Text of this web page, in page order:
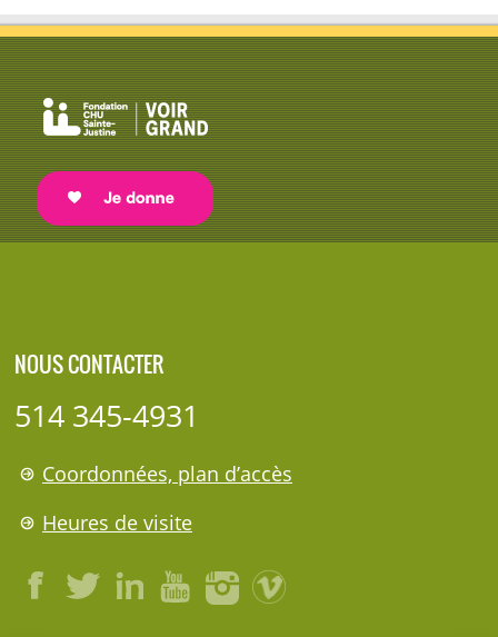
NOUS CONTACTER
514 345-4931
Coordonnées, plan d’accès
Heures de visite